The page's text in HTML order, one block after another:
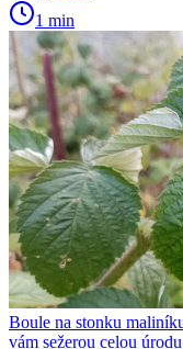
1 min
Boule na stonku
vám sežerou celou úrodu